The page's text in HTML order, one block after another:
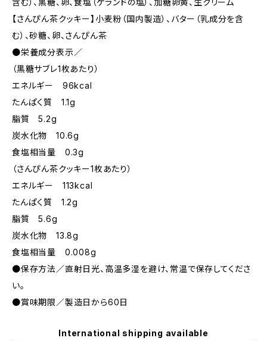
含む）、黒糖、卵、食塩（ゲランドの塩）、加糖卵黄、生クリーム
【さんぴん茶クッキー】小麦粉（国内製造）、バター（乳成分を含
む）、砂糖、卵、さんぴん茶
●栄養成分表示／
（黒糖サブレ1枚あたり）
エネルギー 96kcal
たんぱく質 1.1g
脂質 5.2g
炭水化物 10.6g
食塩相当量 0.3g
（さんぴん茶クッキー1枚あたり）
エネルギー 113kcal
たんぱく質 1.2g
脂質 5.6g
炭水化物 13.8g
食塩相当量 0.008g
●保存方法／直射日光、高温多湿を避け、常温で保存してくださ
い。
●賞味期限／製造日から60日
International shipping available